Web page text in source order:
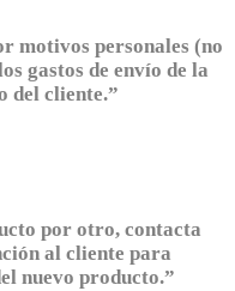
motivos personales (no
gastos de envío de la
del cliente.”
por otro, contacta
al cliente para
nuevo producto.”